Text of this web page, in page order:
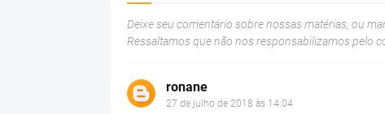
Deixe seu comentário sobre nossas matérias, ou
Ressaltamos que não nos responsabilizamos pelo
ronane
27 de julho de 2018 às 14:04